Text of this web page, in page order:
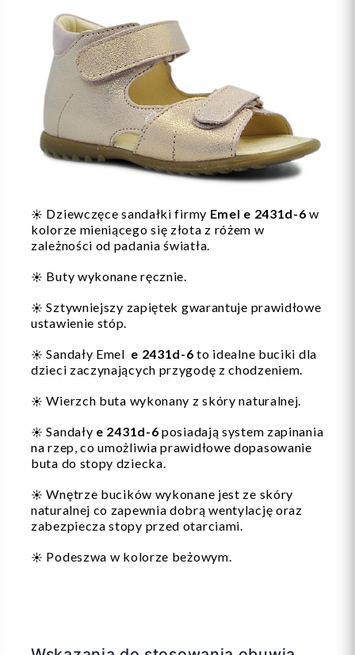
☀️ Dziewczęce sandałki firmy Emel e 2431d-6 w
kolorze mieniącego się złota z różem w
zależności od padania światła.
☀️ Buty wykonane ręcznie.
☀️Sztywniejszy zapiętek gwarantuje prawidłowe
ustawienie stóp.
☀️Sandały Emel e 2431d-6to idealne buciki dla
dzieci zaczynających przygodę z chodzeniem.
☀️Wierzch buta wykonany z skóry naturalnej.
☀️Sandały e 2431d-6posiadają system zapinania
na rzep, co umożliwia prawidłowe dopasowanie
buta do stopy dziecka.
☀️Wnętrze bucików wykonane jest ze skóry
naturalnej co zapewnia dobrą wentylację oraz
zabezpiecza stopy przed otarciami.
☀️ Podeszwa w kolorze beżowym.